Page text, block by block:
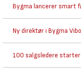
Bygma lancerer smart
Ny direktør i Bygma
100 salgsledere starter